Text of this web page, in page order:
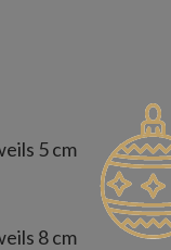
5 cm
8 cm